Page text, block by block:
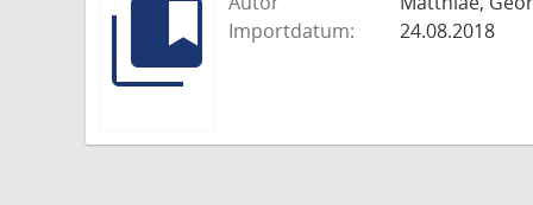
Importdatum:
24.08.2018